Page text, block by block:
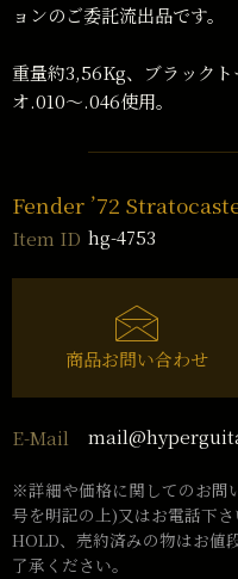
ョンのご委託流出品です。
重量約3,56Kg、ブラック
オ.010〜.046使用。
Fender ’72
Item ID hg-4753
商品お問い合わせ
E-Mail
※詳細や価格に関してのお問
号を明記の上)又はお電話下さ
HOLD、売約済みの物はお値
了承ください。